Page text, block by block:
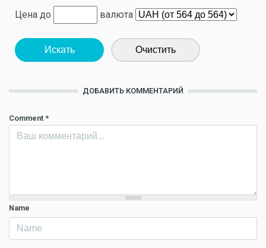
Цена до
валюта
Искать Очистить
ДОБАВИТЬ КОММЕНТАРИЙ
Comment *
Name